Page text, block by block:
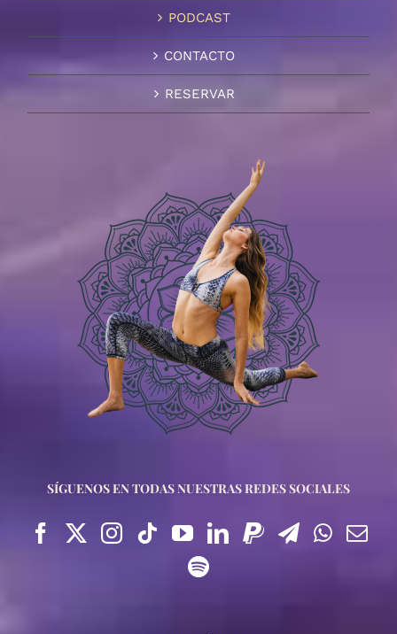
PODCAST
CONTACTO
RESERVAR
SÍGUENOS EN TODAS NUESTRAS REDES SOCIALES